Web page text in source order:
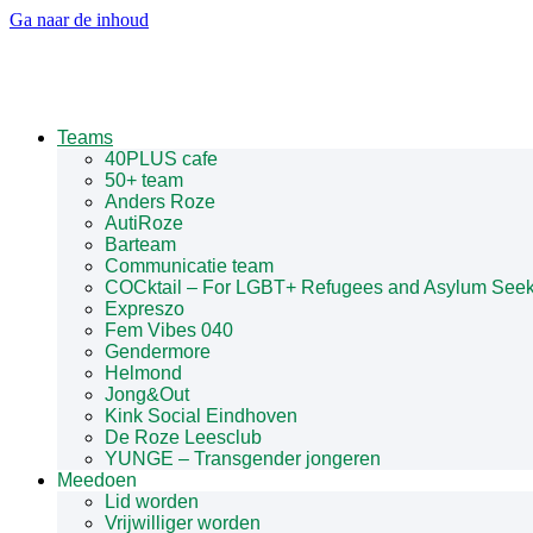
Ga naar de inhoud
Teams
40PLUS cafe
50+ team
Anders Roze
AutiRoze
Barteam
Communicatie team
COCktail – For LGBT+ Refugees and Asylum
Expreszo
Fem Vibes 040
Gendermore
Helmond
Jong&Out
Kink Social Eindhoven
De Roze Leesclub
YUNGE – Transgender jongeren
Meedoen
Lid worden
Vrijwilliger worden